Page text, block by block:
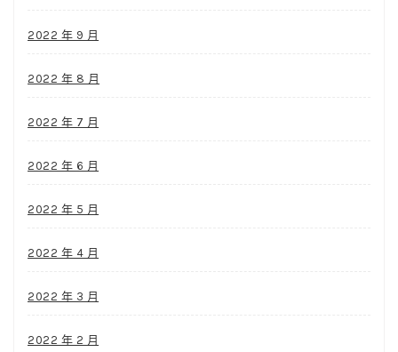
2022 年 9 月
2022 年 8 月
2022 年 7 月
2022 年 6 月
2022 年 5 月
2022 年 4 月
2022 年 3 月
2022 年 2 月